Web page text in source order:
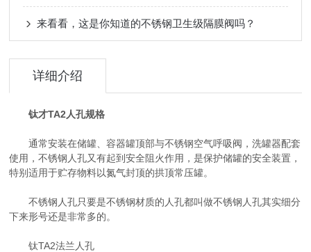
来看看，这是你知道的不锈钢卫生级隔膜阀吗？
详细介绍
钛才TA2人孔规格
通常安装在储罐、容器罐顶部与不锈钢空气呼吸阀，洗罐器配套
使用，不锈钢人孔又有起到安全阻火作用，是保护储罐的安全装置，
特别适用于贮存物料以氮气封顶的拱顶常压罐。
不锈钢人孔只要是不锈钢材质的人孔都叫做不锈钢人孔其实细分
下来形号还是非常多的。
钛TA2法兰人孔